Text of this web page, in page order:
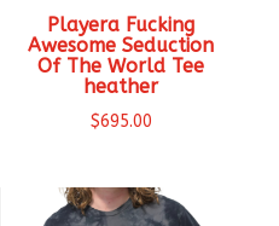
Playera Fucking
Awesome Seduction
Of The World Tee
heather
$695.00